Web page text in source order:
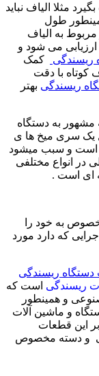
مثلا الیاف نباید
طول
مربوط به الیاف
می شود و
ریسندگی
کمک
کوتاه با دقت
ریسندگی بهتر
به دستگاه
یک سری میخ ها ی
است و سبب میشود
در انواع مختلفی
ای است .
به خود را
که دارد مورد
ریسندگی
ریسندگی است که
و همینطور
و ماشین آلات
این قطعات
و دسته مخصوص